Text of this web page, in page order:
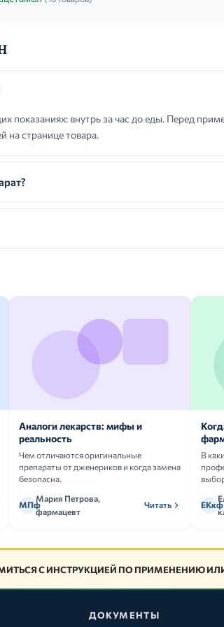
внутрь за час до еды. Перед
на странице товара.
Аналоги лекарств: мифы и
реальность
Чем отличаются оригинальные
препараты от дженериков и когда замена
безопасна.
МПф
Мария Петрова,
фармацевт
Читать
В
ЕКкф
С ИНСТРУКЦИЕЙ ПО ПРИМЕНЕНИЮ
ДОКУМЕНТЫ